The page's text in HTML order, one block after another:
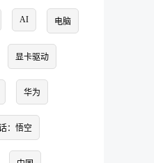
AI 电脑
显卡驱动
华为
：悟空